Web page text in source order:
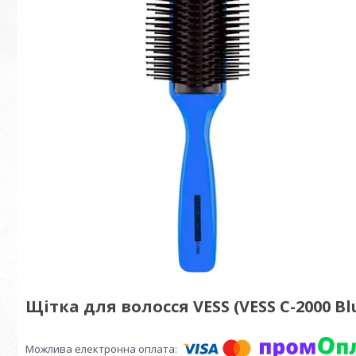
Щітка для волосся VESS (VESS C-2000